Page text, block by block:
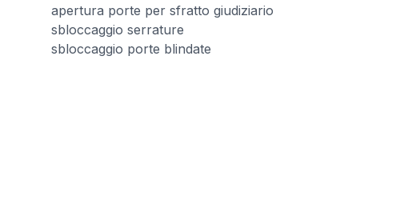
apertura porte per sfratto giudiziario
sbloccaggio serrature
sbloccaggio porte blindate